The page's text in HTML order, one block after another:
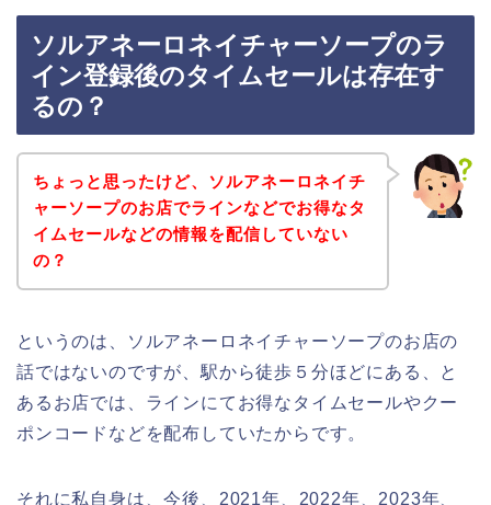
ソルアネーロネイチャーソープのラ
イン登録後のタイムセールは存在す
るの？
ちょっと思ったけど、ソルアネーロネイチ
ャーソープのお店でラインなどでお得なタ
イムセールなどの情報を配信していない
の？
というのは、ソルアネーロネイチャーソープのお店の
話ではないのですが、駅から徒歩５分ほどにある、と
あるお店では、ラインにてお得なタイムセールやクー
ポンコードなどを配布していたからです。
それに私自身は、今後、2021年、2022年、2023年、